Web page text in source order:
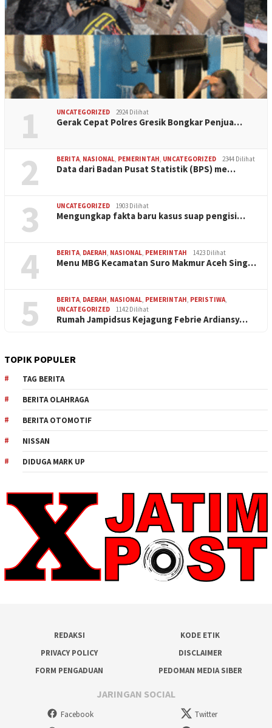
1 UNCATEGORIZED 2924 Dilihat
Gerak Cepat Polres Gresik Bongkar Penjua…
2 BERITA, NASIONAL, PEMERINTAH, UNCATEGORIZED 2344 Dilihat
Data dari Badan Pusat Statistik (BPS) me…
3 UNCATEGORIZED 1903 Dilihat
Mengungkap fakta baru kasus suap pengisi…
4 BERITA, DAERAH, NASIONAL, PEMERINTAH 1423 Dilihat
Menu MBG Kecamatan Suro Makmur Aceh Sing…
5 BERITA, DAERAH, NASIONAL, PEMERINTAH, PERISTIWA,
UNCATEGORIZED
1142 Dilihat
Rumah Jampidsus Kejagung Febrie Ardiansy…
TOPIK POPULER
TAG BERITA
BERITA OLAHRAGA
BERITA OTOMOTIF
NISSAN
DIDUGA MARK UP
REDAKSI
KODE ETIK
PRIVACY POLICY
DISCLAIMER
FORM PENGADUAN
PEDOMAN MEDIA SIBER
JARINGAN SOCIAL
Facebook
Twitter